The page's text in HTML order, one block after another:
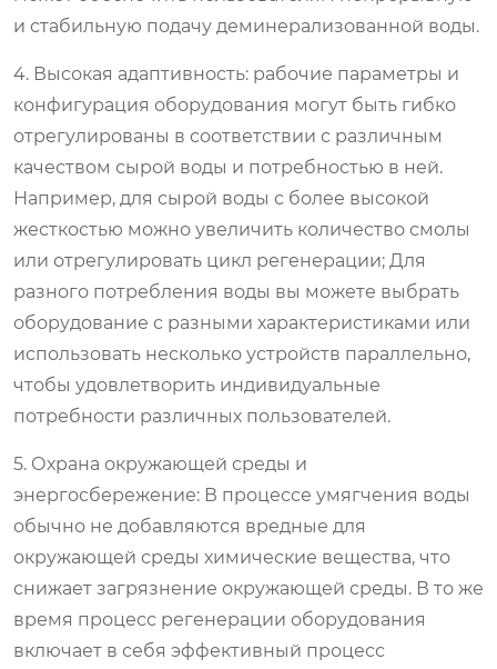
и стабильную подачу деминерализованной воды.
4. Высокая адаптивность: рабочие параметры и
конфигурация оборудования могут быть гибко
отрегулированы в соответствии с различным
качеством сырой воды и потребностью в ней.
Например, для сырой воды с более высокой
жесткостью можно увеличить количество смолы
или отрегулировать цикл регенерации; Для
разного потребления воды вы можете выбрать
оборудование с разными характеристиками или
использовать несколько устройств параллельно,
чтобы удовлетворить индивидуальные
потребности различных пользователей.
5. Охрана окружающей среды и
энергосбережение: В процессе умягчения воды
обычно не добавляются вредные для
окружающей среды химические вещества, что
снижает загрязнение окружающей среды. В то же
время процесс регенерации оборудования
включает в себя эффективный процесс